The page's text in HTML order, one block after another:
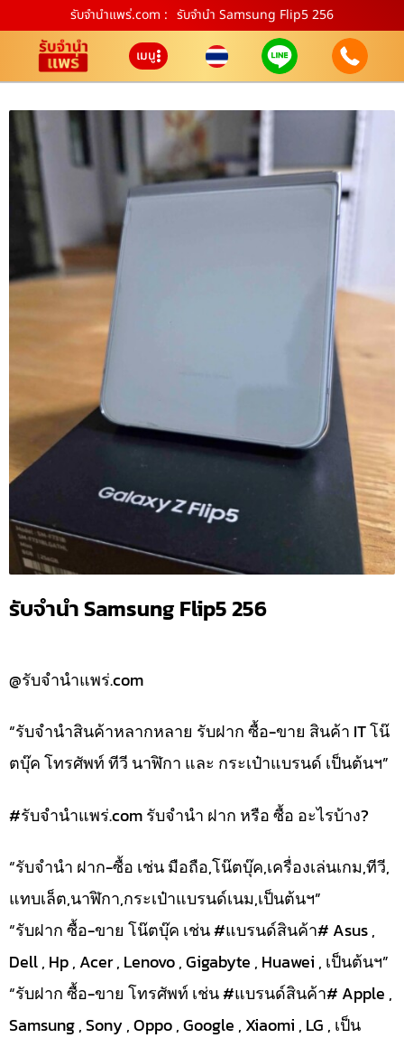
รับจํานําแพร่.com : รับจำนำ Samsung Flip5 256
เมนู
รับจำนำ Samsung Flip5 256
@รับจำนำแพร่.com
“รับจำนำสินค้าหลากหลาย รับฝาก ซื้อ-ขาย สินค้า IT โน๊
ตบุ๊ค โทรศัพท์ ทีวี นาฬิกา และ กระเป๋าแบรนด์ เป็นต้นฯ”
#รับจํานําแพร่.com รับจำนำ ฝาก หรือ ซื้อ อะไรบ้าง?
“รับจำนำ ฝาก-ซื้อ เช่น มือถือ,โน๊ตบุ๊ค,เครื่องเล่นเกม,ทีวี,
แทบเล็ต,นาฬิกา,กระเป๋าแบรนด์เนม,เป็นต้นฯ”
“รับฝาก ซื้อ-ขาย โน๊ตบุ๊ค เช่น #แบรนด์สินค้า# Asus ,
Dell , Hp , Acer , Lenovo , Gigabyte , Huawei , เป็นต้นฯ”
“รับฝาก ซื้อ-ขาย โทรศัพท์ เช่น #แบรนด์สินค้า# Apple ,
Samsung , Sony , Oppo , Google , Xiaomi , LG , เป็น